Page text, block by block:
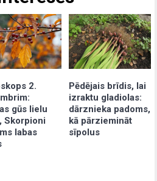
2.
gūs lielu
Skorpioni
labas
Pēdējais brīdis, lai
izraktu gladiolas:
dārznieka padoms,
kā pārziemināt
sīpolus